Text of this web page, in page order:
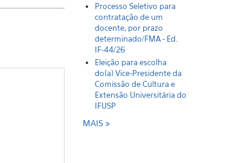
Processo Seletivo para
contratação de um
docente, por prazo
determinado/FMA - Ed.
IF-44/26
Eleição para escolha
do(a) Vice-Presidente da
Comissão de Cultura e
Extensão Universitária do
IFUSP
MAIS